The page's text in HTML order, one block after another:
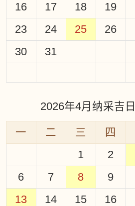
16
17 18 19
23
24 25 26
30
31
2026年4月纳采吉日
一 二 三 四
1
2
6
7 8 9
13
14 15 16